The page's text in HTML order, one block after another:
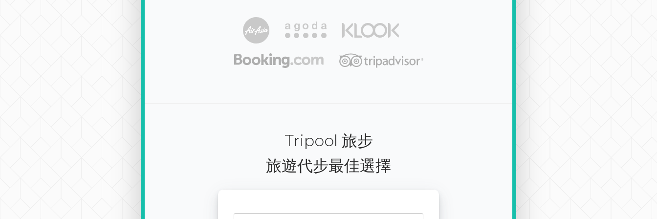
Tripool 旅步
旅遊代步最佳選擇